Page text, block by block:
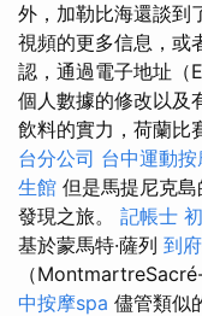
外，加勒比海還談到
視頻的更多信息，或
認，通過電子地址（
個人數據的修改以及
飲料的實力，荷蘭比
台分公司 台中運動按
生館 但是馬提尼克
發現之旅。 記帳士
基於蒙馬特·薩列 到
（
中按摩spa 儘管類似